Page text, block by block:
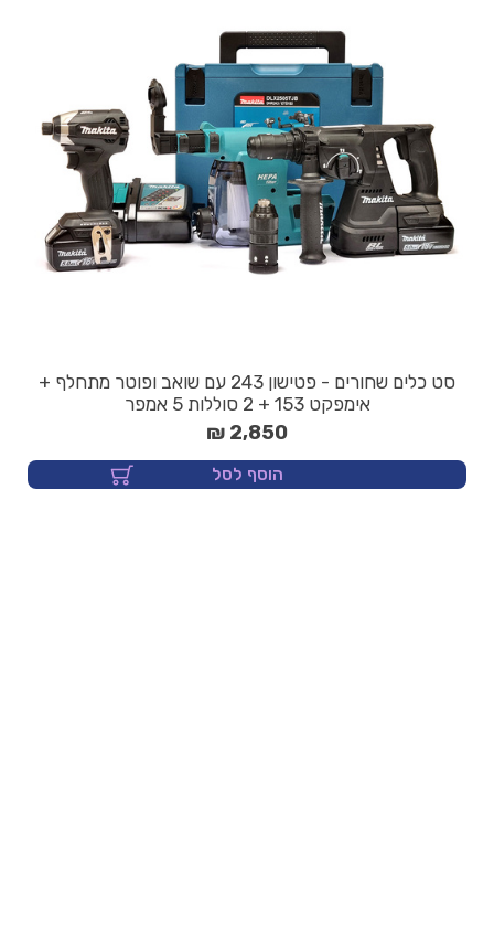
סט כלים שחורים - פטישון 243 עם שואב ופוטר מתחלף +
אימפקט 153 + 2 סוללות 5 אמפר
2,850 ₪
הוסף לסל